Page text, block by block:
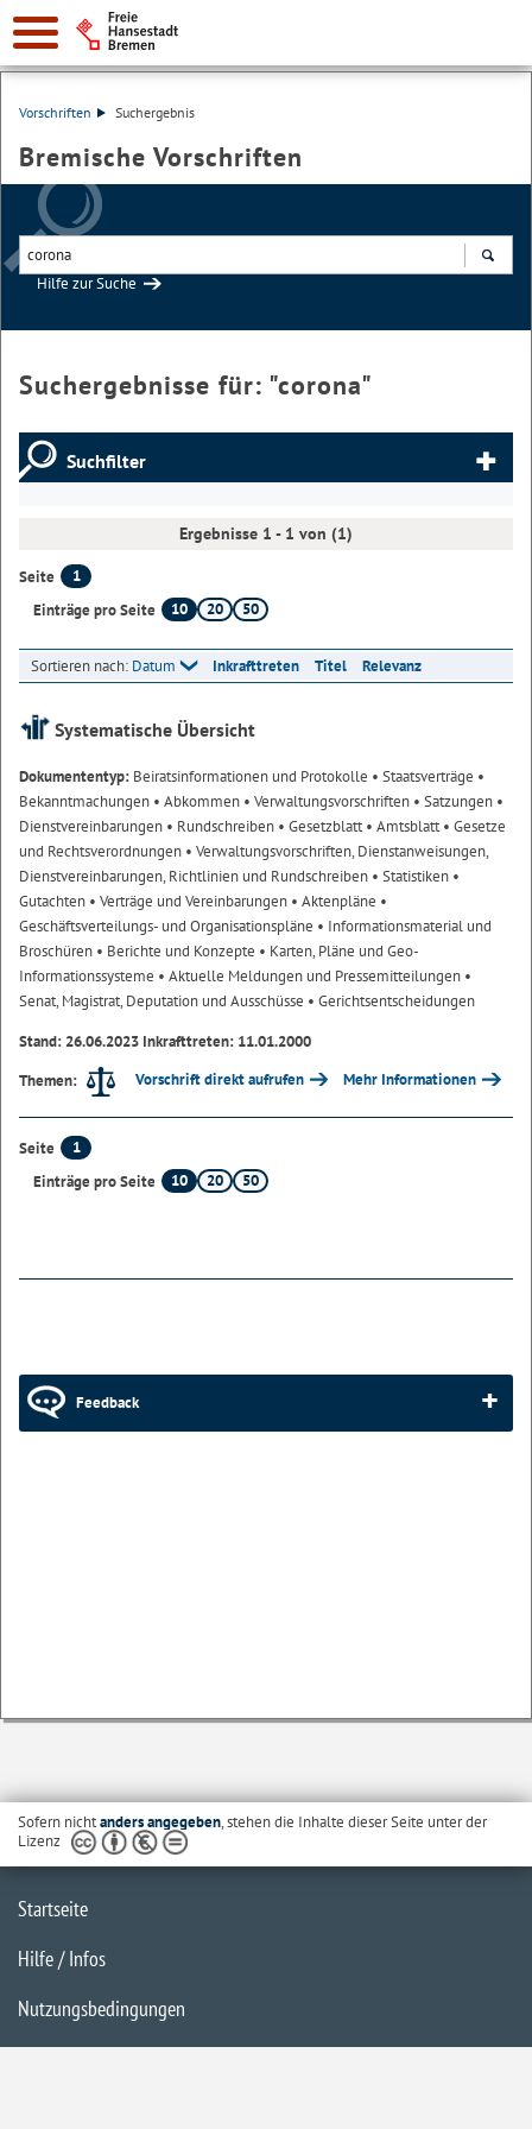
Vorschriften Suchergebnis
Bremische Vorschriften
Hilfe zur Suche
Suchergebnisse für: "corona"
Suchfilter
Ergebnisse 1 - 1 von (1)
Seite
1
Einträge pro Seite
10 20 50
Sortieren nach: Datum Inkrafttreten Titel Relevanz
Systematische Übersicht
Dokumententyp: Beiratsinformationen und Protokolle • Staatsverträge •
Bekanntmachungen • Abkommen • Verwaltungsvorschriften • Satzungen •
Dienstvereinbarungen • Rundschreiben • Gesetzblatt• Amtsblatt• Gesetze
und Rechtsverordnungen • Verwaltungsvorschriften, Dienstanweisungen,
Dienstvereinbarungen, Richtlinien und Rundschreiben • Statistiken •
Gutachten • Verträge und Vereinbarungen • Aktenpläne •
Geschäftsverteilungs- und Organisationspläne • Informationsmaterial und
Broschüren • Berichte und Konzepte • Karten, Pläne und Geo-
Informationssysteme • Aktuelle Meldungen und Pressemitteilungen •
Senat, Magistrat, Deputation und Ausschüsse • Gerichtsentscheidungen
Stand: 26.06.2023 Inkrafttreten: 11.01.2000
Themen:
Vorschrift direkt aufrufen Mehr Informationen
Seite
1
Einträge pro Seite
10 20 50
Feedback
Sofern nichtanders angegeben, stehen die Inhalte dieser Seite unter der
Lizenz
Startseite
Hilfe / Infos
Nutzungsbedingungen